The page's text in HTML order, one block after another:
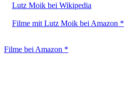
Lutz Moik bei Wikipedia
Filme mit Lutz Moik bei Amazon *
Filme bei Amazon *